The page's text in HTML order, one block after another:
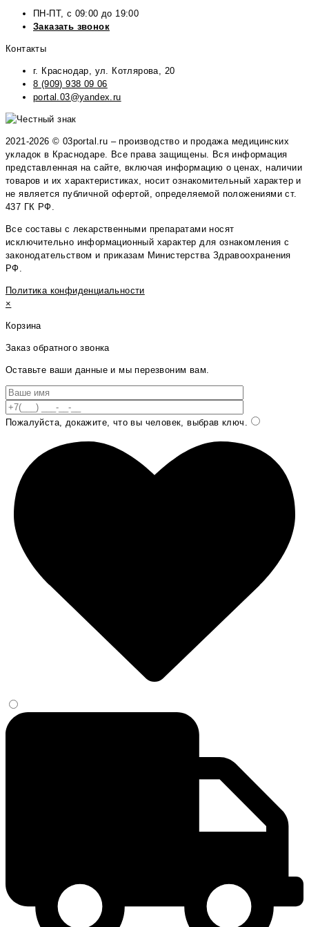
ПН-ПТ, с 09:00 до 19:00
Заказать звонок
Контакты
г. Краснодар, ул. Котлярова, 20
8 (909) 938 09 06
portal.03@yandex.ru
2021-2026 © 03portal.ru – производство и продажа медицинских
укладок в Краснодаре. Все права защищены. Вся информация
представленная на сайте, включая информацию о ценах, наличии
товаров и их характеристиках, носит ознакомительный характер и
не является публичной офертой, определяемой положениями ст.
437 ГК РФ.
Все составы с лекарственными препаратами носят
исключительно информационный характер для ознакомления с
законодательством и приказам Министерства Здравоохранения
РФ.
Политика конфиденциальности
×
Корзина
Заказ обратного звонка
Оставьте ваши данные и мы перезвоним вам.
Пожалуйста, докажите, что вы человек, выбрав ключ .